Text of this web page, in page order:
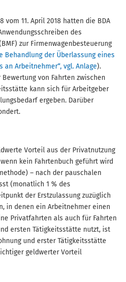
vom 11. April 2018 hatten die BDA
des
zur Firmenwagenbesteuerung
Behandlung der Überlassung eines
Arbeitnehmer“, vgl. Anlage).
von Fahrten zwischen
kann sich für Arbeitgeber
ergeben. Darüber
Vorteil aus der Privatnutzung
kein Fahrtenbuch geführt wird
– nach der pauschalen
(monatlich 1 % des
der Erstzulassung zuzüglich
in denen ein Arbeitnehmer einen
Privatfahrten als auch für Fahrten
ersten Tätigkeitsstätte nutzt, ist
und erster Tätigkeitsstätte
geldwerter Vorteil